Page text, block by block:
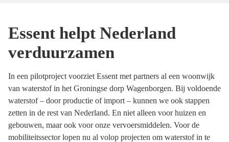
Essent helpt Nederland
verduurzamen
In een pilotproject voorziet Essent met partners al een woonwijk
van waterstof in het Groningse dorp Wagenborgen. Bij voldoende
waterstof – door productie of import – kunnen we ook stappen
zetten in de rest van Nederland. En niet alleen voor huizen en
gebouwen, maar ook voor onze vervoersmiddelen. Voor de
mobiliteitssector lopen nu al volop projecten om waterstof in te